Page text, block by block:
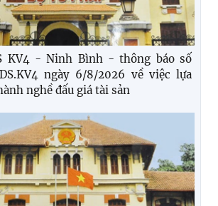
KV4 - Ninh Bình - thông báo số
ngày 6/8/2026 về việc lựa
nghề đấu giá tài sản